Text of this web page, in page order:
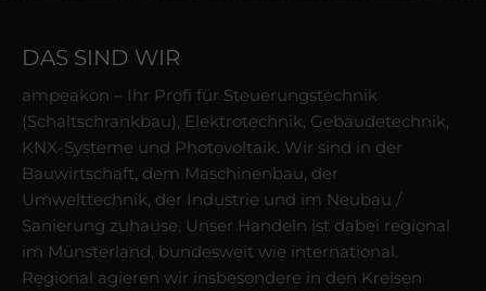
DAS SIND WIR
ampeakon – Ihr Profi für Steuerungstechnik
(Schaltschrankbau), Elektrotechnik, Gebäudetechnik,
KNX-Systeme und Photovoltaik. Wir sind in der
Bauwirtschaft, dem Maschinenbau, der
Umwelttechnik, der Industrie und im Neubau /
Sanierung zuhause. Unser Handeln ist dabei regional
im Münsterland, bundesweit wie international.
Regional agieren wir insbesondere in den Kreisen